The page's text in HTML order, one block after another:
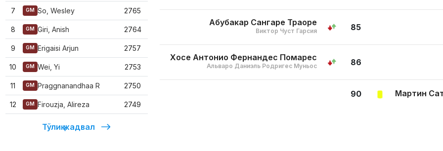
7 GM So, Wesley 2765
8 GM Giri, Anish 2764
9 GM Erigaisi Arjun 2757
10 GM Wei, Yi 2753
11 GM Praggnanandhaa R 2750
12 GM Firouzja, Alireza 2749
Тўлиқ жадвал
85
Абубакар Сангаре Траоре
Виктор Чуст Гарсия
86
Хосе Антонио Фернандес Помарес
Альваро Даниэль Родригес Муньос
90 Мартин